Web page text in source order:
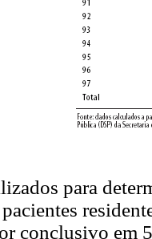
para
conclusivo em